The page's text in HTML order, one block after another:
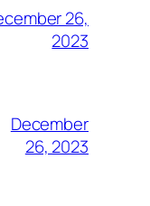
26,
2023
December
26, 2023